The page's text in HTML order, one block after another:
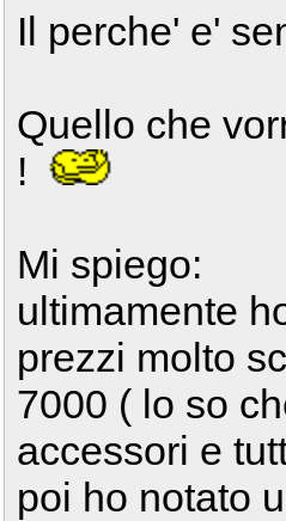
Il perche' e'
Quello che
!
Mi spiego:
ultimamente
prezzi molto
7000 ( lo so
accessori e
poi ho notato